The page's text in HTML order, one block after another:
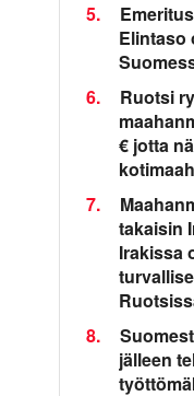
5.
Elintaso
6.
Ruotsi
€ jotta
7.
takaisin
Irakissa
8.
jälleen